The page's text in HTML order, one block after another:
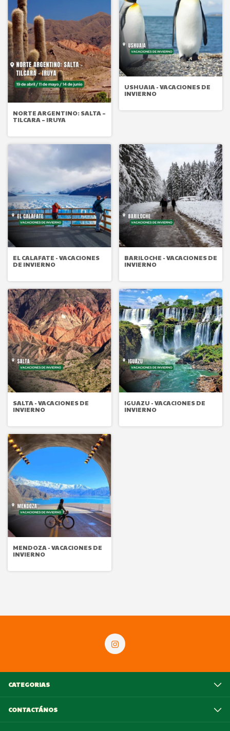
NORTE ARGENTINO: SALTA –
TILCARA – IRUYA
USHUAIA - VACACIONES DE
INVIERNO
EL CALAFATE - VACACIONES
DE INVIERNO
BARILOCHE - VACACIONES DE
INVIERNO
SALTA - VACACIONES DE
INVIERNO
IGUAZU - VACACIONES DE
INVIERNO
MENDOZA - VACACIONES DE
INVIERNO
CATEGORIAS
CONTACTÁNOS